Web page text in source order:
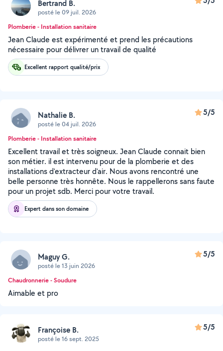
Bertrand B.
posté le 09 juil. 2026
Plomberie - Installation sanitaire
Jean Claude est expérimenté et prend les précautions
nécessaire pour délivrer un travail de qualité
Excellent rapport qualité/prix
Nathalie B.
posté le 04 juil. 2026
5/5
Plomberie - Installation sanitaire
Excellent travail et très soigneux. Jean Claude connait bien
son métier. il est intervenu pour de la plomberie et des
installations d'extracteur d'air. Nous avons rencontré une
belle personne très honnête. Nous le rappellerons sans faute
pour un projet sdb. Merci pour votre travail.
Expert dans son domaine
Maguy G.
posté le 13 juin 2026
5/5
Chaudronnerie - Soudure
Aimable et pro
Françoise B.
posté le 16 sept. 2025
5/5